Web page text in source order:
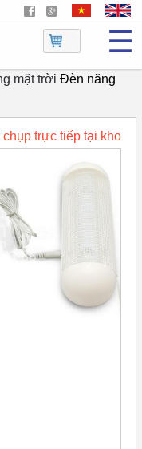
☰
mặt trời Đèn năng
trực tiếp tại kho